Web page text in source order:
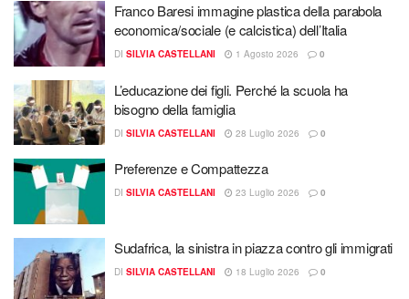
Franco Baresi immagine plastica della parabola
economica/sociale (e calcistica) dell’Italia
DI SILVIA CASTELLANI 1 Agosto 2026 0
L’educazione dei figli. Perché la scuola ha
bisogno della famiglia
DI SILVIA CASTELLANI 28 Luglio 2026 0
Preferenze e Compattezza
DI SILVIA CASTELLANI 23 Luglio 2026 0
Sudafrica, la sinistra in piazza contro gli immigrati
DI SILVIA CASTELLANI 18 Luglio 2026 0